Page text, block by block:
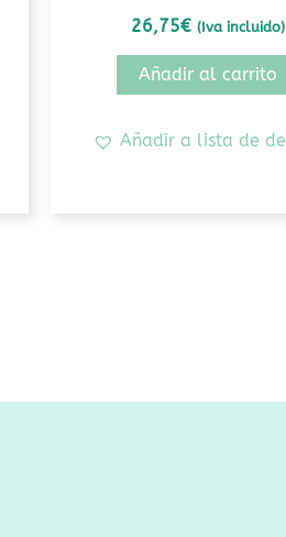
26,75€ (Iva incluido)
Añadir al carrito
Añadir a lista de